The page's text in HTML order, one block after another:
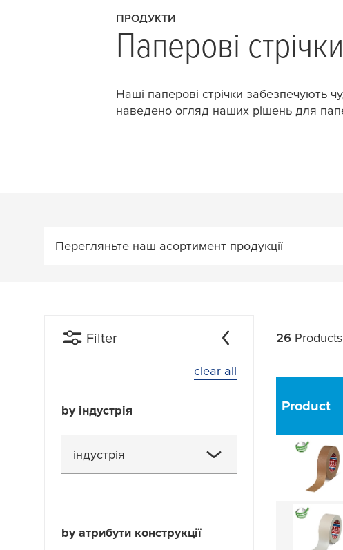
ПРОДУКТИ
Паперові
Наші паперові стрічки забезпечують
наведено огляд наших рішень для
Перегляньте наш асортимент продукції
Filter
clear all
by індустрія
індустрія
by атрибути конструкції
Filter
26 Products
Product